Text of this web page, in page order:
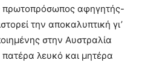
πρωτοπρόσωπος αφηγητής-
την αποκαλυπτική γι’
στην Αυστραλία
λευκό και μητέρα